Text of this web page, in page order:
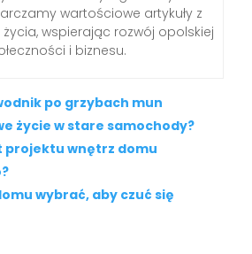
wartościowe artykuły z
wspierając rozwój opolskiej
i biznesu.
po grzybach mun
życie w stare samochody?
projektu wnętrz domu
wybrać, aby czuć się